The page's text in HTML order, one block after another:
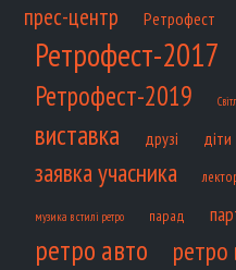
прес-центр
Ретрофест
Ретрофест-2017
Ретрофест-2019
виставка друзі діти
заявка учасника
музика в стилі ретро парад
ретро авто ретро